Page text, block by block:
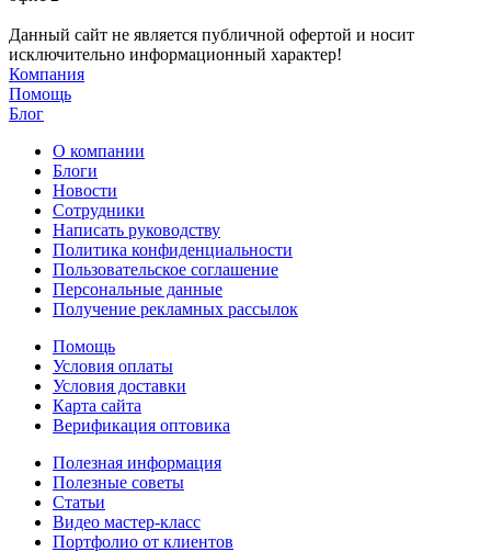
Данный сайт не является публичной офертой и носит
исключительно информационный характер!
Компания
Помощь
Блог
О компании
Блоги
Новости
Сотрудники
Написать руководству
Политика конфиденциальности
Пользовательское соглашение
Персональные данные
Получение рекламных рассылок
Помощь
Условия оплаты
Условия доставки
Карта сайта
Верификация оптовика
Полезная информация
Полезные советы
Статьи
Видео мастер-класс
Портфолио от клиентов